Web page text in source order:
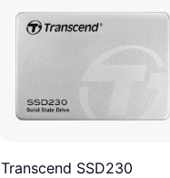
Transcend SSD230